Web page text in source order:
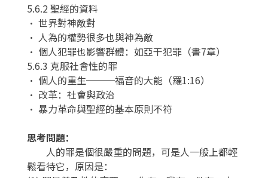
5.6.2 聖經的資料
• 世界對神敵對
• 人為的權勢很多也與神為敵
• 個人犯罪也影響群體：如亞干犯罪（書7章）
5.6.3 克服社會性的罪
• 個人的重生───福音的大能（羅1:16）
• 改革：社會與政治
• 暴力革命與聖經的基本原則不符
思考問題：
人的罪是個很嚴重的問題，可是人一般上都輕
鬆看待它，原因是：